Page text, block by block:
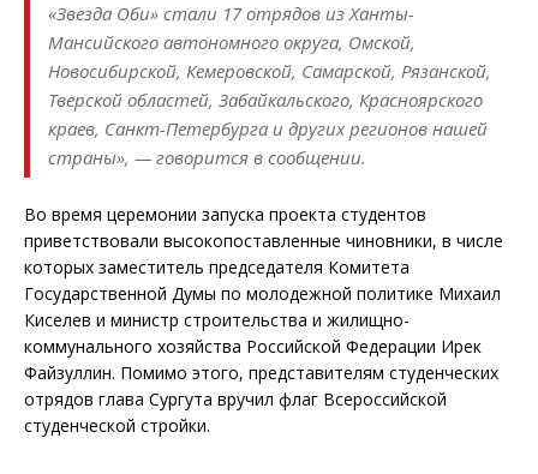
«Звезда Оби» стали 17 отрядов из Ханты-
Мансийского автономного округа, Омской,
Новосибирской, Кемеровской, Самарской, Рязанской,
Тверской областей, Забайкальского, Красноярского
краев, Санкт-Петербурга и других регионов нашей
страны», — говорится в сообщении.
Во время церемонии запуска проекта студентов
приветствовали высокопоставленные чиновники, в числе
которых заместитель председателя Комитета
Государственной Думы по молодежной политике Михаил
Киселев и министр строительства и жилищно-
коммунального хозяйства Российской Федерации Ирек
Файзуллин. Помимо этого, представителям студенческих
отрядов глава Сургута вручил флаг Всероссийской
студенческой стройки.